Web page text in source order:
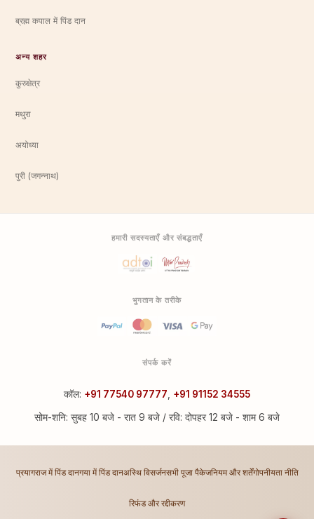
ब्रह्म कपाल में पिंड दान
अन्य शहर
कुरुक्षेत्र
मथुरा
अयोध्या
पुरी (जगन्नाथ)
हमारी सदस्यताएँ और संबद्धताएँ
भुगतान के तरीके
संपर्क करें
कॉल: +91 77540 97777 +91 91152 34555
सोम-शनि: सुबह 10 बजे - रात 9 बजे / रवि: दोपहर 12 बजे - शाम 6 बजे
प्रयागराज में पिंड दानगया में पिंड दानअस्थि विसर्जनसभी पूजा पैकेजनियम और शर्तेंगोपनीयता नीति
रिफंड और रद्दीकरण